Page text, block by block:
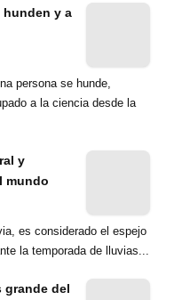
hunden y a
persona se hunde,
a la ciencia desde la
y
mundo
es considerado el espejo
la temporada de lluvias...
grande del